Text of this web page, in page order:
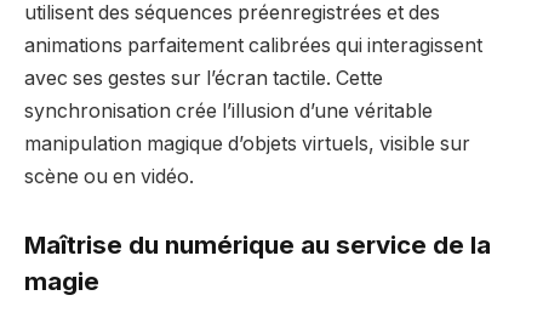
utilisent des séquences préenregistrées et des
animations parfaitement calibrées qui interagissent
avec ses gestes sur l’écran tactile. Cette
synchronisation crée l’illusion d’une véritable
manipulation magique d’objets virtuels, visible sur
scène ou en vidéo.
Maîtrise du numérique au service de la
magie